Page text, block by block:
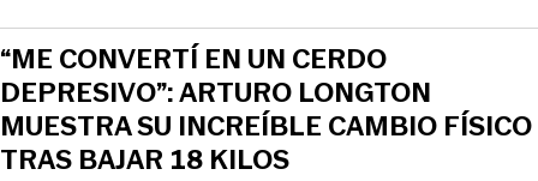
“ME CONVERTÍ EN UN CERDO
DEPRESIVO”: ARTURO LONGTON
MUESTRA SU INCREÍBLE CAMBIO FÍSICO
TRAS BAJAR 18 KILOS